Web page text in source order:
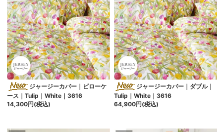
ジャージーカバー｜ピローケ
ース｜Tulip｜White｜3616
14,300円(税込)
ジャージーカバー｜ダブル｜
Tulip｜White｜3616
64,900円(税込)